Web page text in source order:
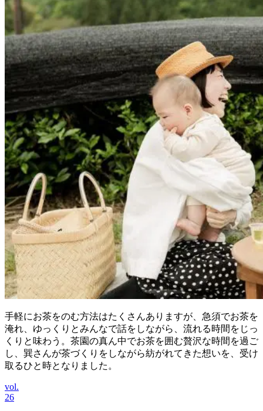
手軽にお茶をのむ方法はたくさんありますが、急須でお茶を
淹れ、ゆっくりとみんなで話をしながら、流れる時間をじっ
くりと味わう。茶園の真ん中でお茶を囲む贅沢な時間を過ご
し、巽さんが茶づくりをしながら紡がれてきた想いを、受け
取るひと時となりました。
vol.
26